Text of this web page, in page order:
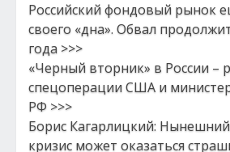
Российский фондовый рынок
своего «дна». Обвал
года >>>
«Черный вторник» в России –
спецоперации США и
РФ >>>
Борис Кагарлицкий:
кризис может оказаться